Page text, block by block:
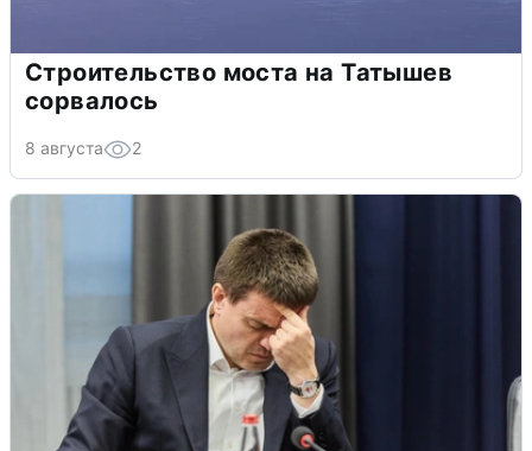
Строительство моста на Татышев
сорвалось
8 августа 2